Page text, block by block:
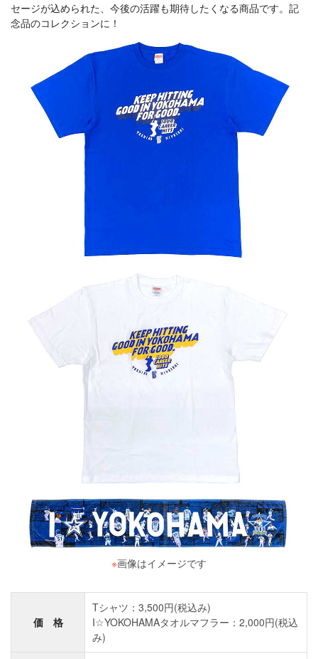
セージが込められた、今後の活躍も期待したくなる商品です。記
念品のコレクションに！
※画像はイメージです
価 格
Tシャツ：3,500円(税込み)
I☆YOKOHAMAタオルマフラー：2,000円(税込
み)